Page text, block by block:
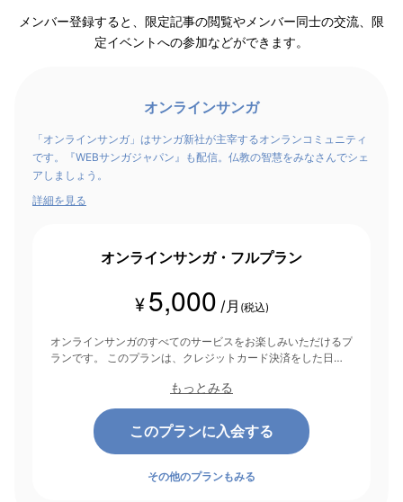
メンバー登録すると、限定記事の閲覧やメンバー同士の交流、限
定イベントへの参加などができます。
オンラインサンガ
「オンラインサンガ」はサンガ新社が主宰するオンランコミュニティ
です。『WEBサンガジャパン』も配信。仏教の智慧をみなさんでシェ
アしましょう。
詳細を見る
オンラインサンガ・フルプラン
¥ 5,000 /月 (税込)
オンラインサンガのすべてのサービスをお楽しみいただけるプ
ランです。 このプランは、クレジットカード決済をした日を
もっとみる
このプランに入会する
その他のプランもみる